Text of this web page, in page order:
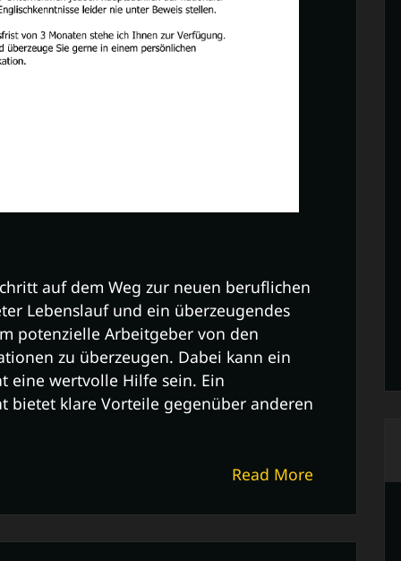
auf dem Weg zur neuen beruflichen
Lebenslauf und ein überzeugendes
potenzielle Arbeitgeber von den
zu überzeugen. Dabei kann ein
eine wertvolle Hilfe sein. Ein
bietet klare Vorteile gegenüber anderen
Read More